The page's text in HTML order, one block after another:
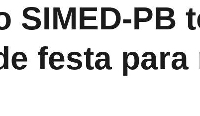
SIMED-PB
festa